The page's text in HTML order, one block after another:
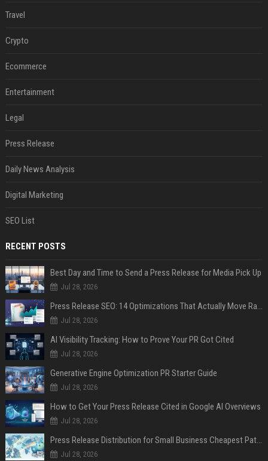
Travel
Crypto
Ecommerce
Entertainment
Legal
Press Release
Daily News Analysis
Digital Marketing
SEO List
RECENT POSTS
Best Day and Time to Send a Press Release for Media Pick Up
Jul 28, 2026
Press Release SEO: 14 Optimizations That Actually Move Rankings
Jul 28, 2026
AI Visibility Tracking: How to Prove Your PR Got Cited
Jul 28, 2026
Generative Engine Optimization PR Starter Guide
Jul 28, 2026
How to Get Your Press Release Cited in Google AI Overviews
Jul 28, 2026
Press Release Distribution for Small Business Cheapest Path to Real Coverage
Jul 28, 2026